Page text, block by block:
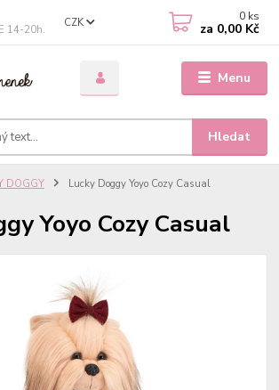
Menu
CZK
Hledat
14-20h.
0 ks
za 0,00 Kč
DOGGY Lucky Doggy Yoyo Cozy Casual
Yoyo Cozy Casual